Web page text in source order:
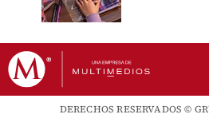
DERECHOS RESERVADOS ©